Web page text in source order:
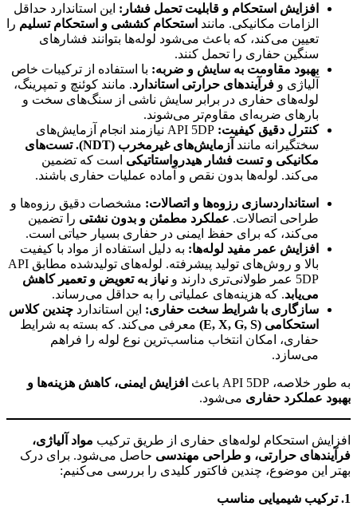
افزایش استحکام و قابلیت تحمل فشار: این استاندارد حداقل
الزامات مکانیکی. مانند استحکام کششی و استحکام تسلیم را
تعیین می‌کند، که باعث می‌شود لوله‌ها بتوانند فشارهای
سنگین حفاری را تحمل کنند.
بهبود مقاومت به سایش و ضربه: با استفاده از ترکیبات خاص
آلیاژی و فرآیندهای حرارتی استاندارد. مانند کوئنچ و تمپرینگ،
لوله‌های حفاری در برابر سایش ناشی از سنگ‌های سخت و
بارهای ضربه‌ای مقاوم‌تر می‌شوند.
کنترل دقیق کیفیت:
API 5DP نیازمند انجام آزمایش‌های
سختگیرانه مانند
آزمایش‌های غیرمخرب (NDT). تست‌های
مکانیکی و تست فشار هیدرواستاتیکی است که تضمین
می‌کند. لوله‌ها بدون نقص و آماده عملیات حفاری باشند.
استانداردسازی رزوه‌ها و اتصالات: مشخصات دقیق رزوه‌ها و
طراحی اتصالات. عملکرد مطمئن و بدون نشتی را تضمین
می‌کند، که برای حفظ ایمنی در حفاری بسیار حیاتی است.
افزایش عمر مفید لوله‌ها: به دلیل استفاده از مواد با کیفیت
بالا و روش‌های تولید پیشرفته. لوله‌های تولید‌شده مطابق API
5DP عمر طولانی‌تری دارند و
نیاز به تعویض و تعمیر کاهش
می‌یابد. که هزینه‌های عملیاتی را به حداقل می‌رساند.
سازگاری با شرایط سخت حفاری: این استاندارد چندین کلاس
استحکامی (E, X, G, S)
معرفی می‌کند. که بسته به شرایط
حفاری، امکان انتخاب مناسب‌ترین نوع لوله را فراهم
می‌سازد.
به طور خلاصه، API 5DP باعث
افزایش ایمنی، کاهش هزینه‌ها و
بهبود عملکرد حفاری می‌شود.
افزایش استحکام لوله‌های حفاری از طریق ترکیب مواد آلیاژی،
فرآیندهای حرارتی، و طراحی مهندسی حاصل می‌شود. برای درک
بهتر این موضوع، چندین فاکتور کلیدی را بررسی می‌کنیم:
1. ترکیب شیمیایی مناسب